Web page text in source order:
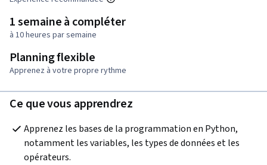
1 semaine à compléter
à 10 heures par semaine
Planning flexible
Apprenez à votre propre rythme
Ce que vous apprendrez
Apprenez les bases de la programmation en Python,
notamment les variables, les types de données et les
opérateurs.